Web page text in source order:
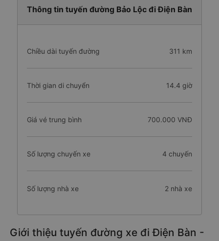
Thông tin tuyến đường Bảo Lộc đi Điện Bàn
Chiều dài tuyến đường 311 km
Thời gian di chuyển 14.4 giờ
Giá vé trung bình 700.000 VNĐ
Số lượng chuyến xe 4 chuyến
Số lượng nhà xe 2 nhà xe
Giới thiệu tuyến đường xe đi Điện Bàn -